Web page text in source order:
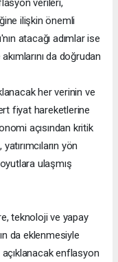
verileri,
ilişkin önemli
atacağı adımlar ise
da doğrudan
her verinin ve
fiyat hareketlerine
açısından kritik
yön
ulaşmış
teknoloji ve yapay
da eklenmesiyle
açıklanacak enflasyon